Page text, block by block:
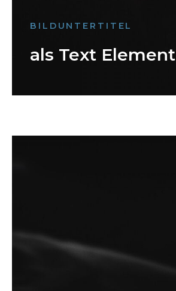
BILDUNTERTITEL
als Text Element